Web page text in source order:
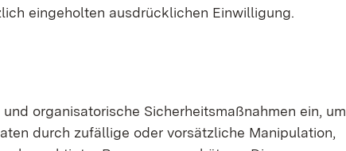
eingeholten ausdrücklichen Einwilligung.
organisatorische Sicherheitsmaßnahmen ein, um
durch zufällige oder vorsätzliche Manipulation,